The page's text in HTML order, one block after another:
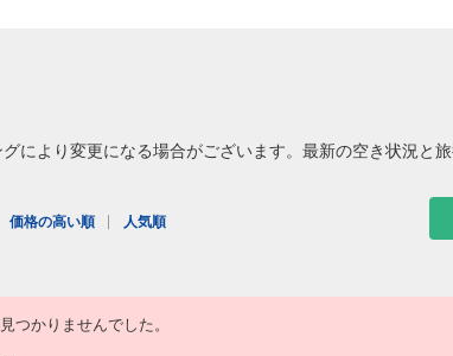
小松
青森
により変更になる場合がございます。最新の空き状況と
価格の高い順 人気順
つかりませんでした。